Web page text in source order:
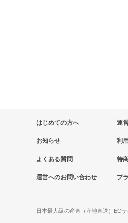
はじめての方へ
お知らせ
よくある質問
運営へのお問い合わせ
運
利
特
プ
日本最大級の産直（産地直送）EC